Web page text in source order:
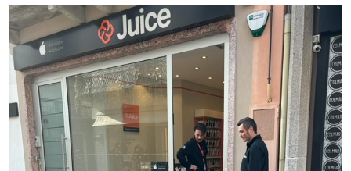
L'EDITORIALE
SEZIONI
CERCA